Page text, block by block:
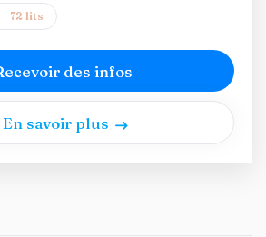
72 lits
des infos
En savoir plus